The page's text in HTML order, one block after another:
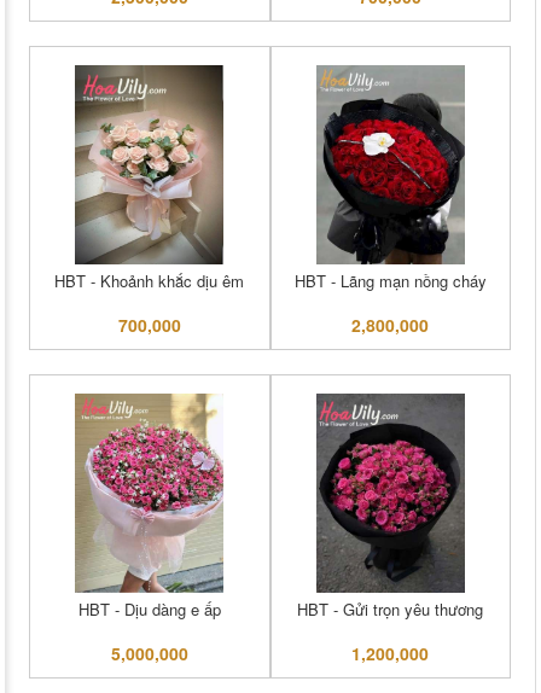
HBT - Khoảnh khắc dịu êm
700,000
HBT - Lãng mạn nồng cháy
2,800,000
HBT - Dịu dàng e ấp
5,000,000
HBT - Gửi trọn yêu thương
1,200,000